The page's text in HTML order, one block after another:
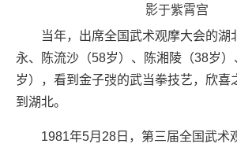
影于紫霄宫
当年，出席全国武术观摩大会的湖
永、陈流沙（58岁）、陈湘陵（38岁
岁），看到金子弢的武当拳技艺，欣喜
到湖北。
1981年5月28日，第三届全国武术